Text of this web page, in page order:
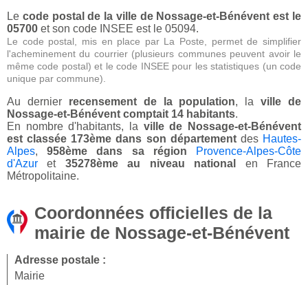
Le code postal de la ville de Nossage-et-Bénévent est le
05700 et son code INSEE est le 05094.
Le code postal, mis en place par La Poste, permet de simplifier
l'acheminement du courrier (plusieurs communes peuvent avoir le
même code postal) et le code INSEE pour les statistiques (un code
unique par commune).
Au dernier recensement de la population, laville de
Nossage-et-Bénévent comptait 14 habitants.
En nombre d'habitants, la ville de Nossage-et-Bénévent
est classée 173ème dans son départementdes Hautes-
Alpes,958ème dans sa région
Provence-Alpes-Côte
d'Azur et 35278ème au niveau national
en France
Métropolitaine.
Coordonnées officielles de la
mairie de Nossage-et-Bénévent
Adresse postale :
Mairie